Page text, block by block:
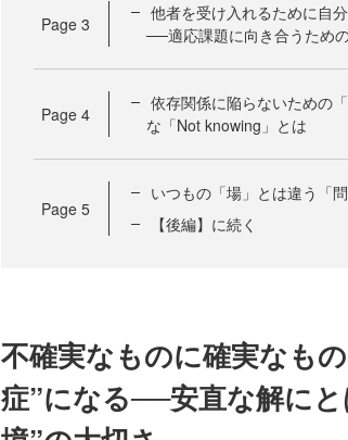
Page 3
他者を受け入れるために自
──適応課題に向き合うため
Page 4
依存関係に陥らないための
な「Not knowing」とは
Page 5
いつもの「場」とは違う「
【後編】に続く
不確実なものに確実なも
症”になる──安直な解に